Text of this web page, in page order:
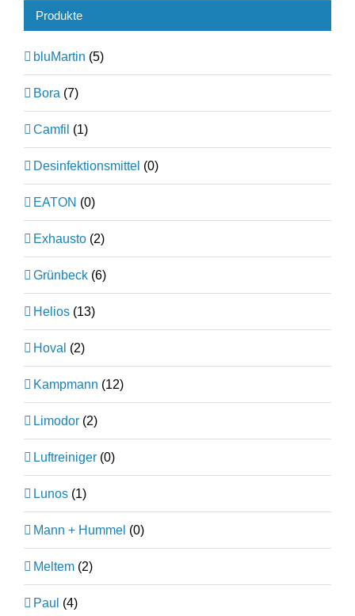
Produkte
bluMartin (5)
Bora (7)
Camfil (1)
Desinfektionsmittel (0)
EATON (0)
Exhausto (2)
Grünbeck (6)
Helios (13)
Hoval (2)
Kampmann (12)
Limodor (2)
Luftreiniger (0)
Lunos (1)
Mann + Hummel (0)
Meltem (2)
Paul (4)